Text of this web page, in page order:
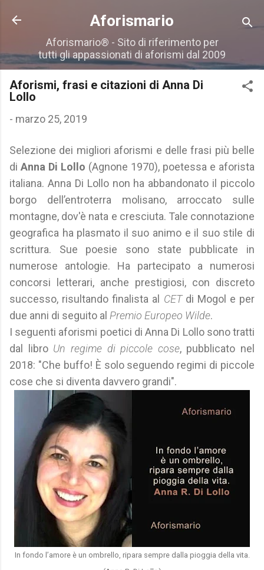
Passa ai contenuti principali
Aforismario
Aforismario® - Sito di riferimento per
tutti gli appassionati di aforismi dal 2009
Aforismi, frasi e citazioni di Anna Di
Lollo
- marzo 25, 2019
Selezione dei migliori aforismi e delle frasi più belle
di Anna Di Lollo (Agnone 1970), poetessa e aforista
italiana. Anna Di Lollo non ha abbandonato il piccolo
borgo dell’entroterra molisano, arroccato sulle
montagne, dov'è nata e cresciuta. Tale connotazione
geografica ha plasmato il suo animo e il suo stile di
scrittura. Sue poesie sono state pubblicate in
numerose antologie. Ha partecipato a numerosi
concorsi letterari, anche prestigiosi, con discreto
successo, risultando finalista al CETdi Mogol e per
due anni di seguito al Premio Europeo Wilde.
I seguenti aforismi poetici di Anna Di Lollo sono tratti
dal libro Un regime di piccole cose, pubblicato nel
2018: "Che buffo! È solo seguendo regimi di piccole
cose che si diventa davvero grandi".
In fondo l’amore è un ombrello, ripara sempre dalla pioggia della vita.